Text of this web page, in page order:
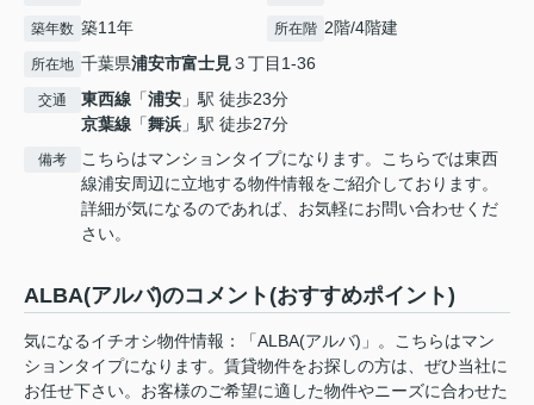
築年数 築11年 所在階 2階/4階建
所在地 千葉県浦安市富士見３丁目1-36
交通 東西線 「浦安 」駅 徒歩23分
京葉線 「舞浜 」駅 徒歩27分
備考
こちらはマンションタイプになります。こちらでは東西
線浦安周辺に立地する物件情報をご紹介しております。
詳細が気になるのであれば、お気軽にお問い合わせくだ
さい。
ALBA(アルバ)のコメント(おすすめポイント)
気になるイチオシ物件情報：「ALBA(アルバ)」。こちらはマン
ションタイプになります。賃貸物件をお探しの方は、ぜひ当社に
お任せ下さい。お客様のご希望に適した物件やニーズに合わせた